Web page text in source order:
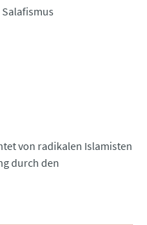
Salafismus
von radikalen Islamisten
durch den